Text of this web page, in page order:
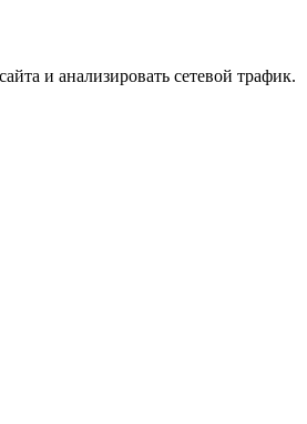
и анализировать сетевой трафик.